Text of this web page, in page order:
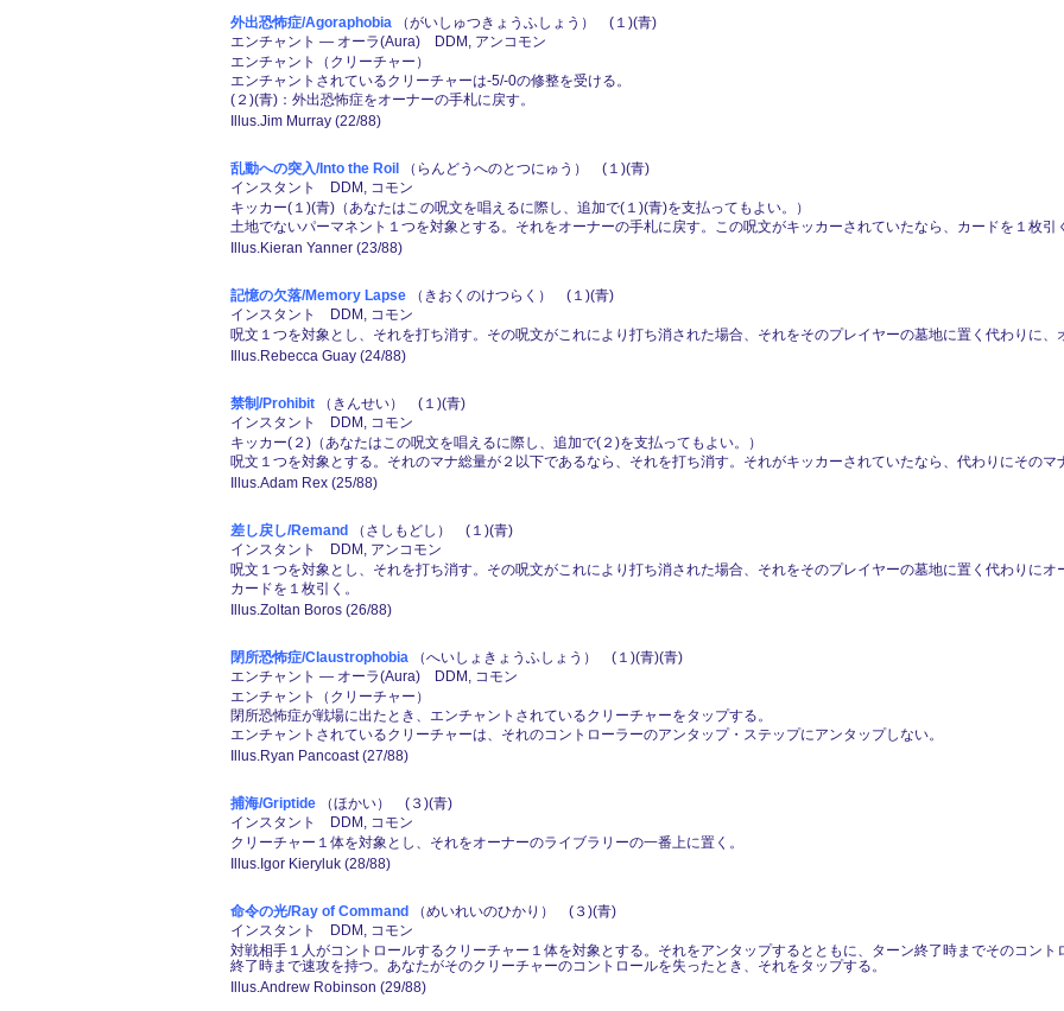
外出恐怖症/Agoraphobia （がいしゅつきょうふしょう） (１)(青)
エンチャント ― オーラ(Aura) DDM, アンコモン
エンチャント（クリーチャー）
エンチャントされているクリーチャーは-5/-0の修整を受ける。
(２)(青)：外出恐怖症をオーナーの手札に戻す。
Illus.Jim Murray (22/88)
乱動への突入/Into the Roil
（らんどうへのとつにゅう） (１)(青)
インスタント DDM, コモン
キッカー(１)(青)（あなたはこの呪文を唱えるに際し、追加で(１)(青)を支払ってもよい。）
土地でないパーマネント１つを対象とする。それをオーナーの手札に戻す。この呪文がキッカーされていたなら、カードを１枚引
Illus.Kieran Yanner (23/88)
記憶の欠落/Memory Lapse （きおくのけつらく） (１)(青)
インスタント DDM, コモン
呪文１つを対象とし、それを打ち消す。その呪文がこれにより打ち消された場合、それをそのプレイヤーの墓地に置く代わりに、
Illus.Rebecca Guay (24/88)
禁制/Prohibit （きんせい） (１)(青)
インスタント DDM, コモン
キッカー(２)（あなたはこの呪文を唱えるに際し、追加で(２)を支払ってもよい。）
呪文１つを対象とする。それのマナ総量が２以下であるなら、それを打ち消す。それがキッカーされていたなら、代わりにそのマ
Illus.Adam Rex (25/88)
差し戻し/Remand
（さしもどし） (１)(青)
インスタント DDM, アンコモン
呪文１つを対象とし、それを打ち消す。その呪文がこれにより打ち消された場合、それをそのプレイヤーの墓地に置く代わりにオ
カードを１枚引く。
Illus.Zoltan Boros (26/88)
閉所恐怖症/Claustrophobia （へいしょきょうふしょう） (１)(青)(青)
エンチャント ― オーラ(Aura) DDM, コモン
エンチャント（クリーチャー）
閉所恐怖症が戦場に出たとき、エンチャントされているクリーチャーをタップする。
エンチャントされているクリーチャーは、それのコントローラーのアンタップ・ステップにアンタップしない。
Illus.Ryan Pancoast (27/88)
捕海/Griptide （ほかい） (３)(青)
インスタント DDM, コモン
クリーチャー１体を対象とし、それをオーナーのライブラリーの一番上に置く。
Illus.Igor Kieryluk (28/88)
命令の光/Ray of Command
（めいれいのひかり） (３)(青)
インスタント DDM, コモン
対戦相手１人がコントロールするクリーチャー１体を対象とする。それをアンタップするとともに、ターン終了時までそのコン
終了時まで速攻を持つ。あなたがそのクリーチャーのコントロールを失ったとき、それをタップする。
Illus.Andrew Robinson (29/88)